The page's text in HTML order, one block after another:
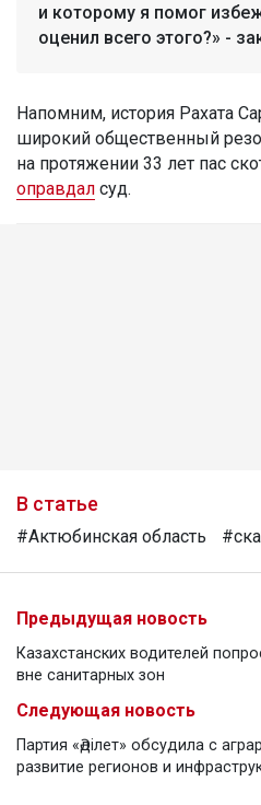
и которому я помог
оценил всего этого?» -
Напомним, история Рахата
широкий общественный
на протяжении 33 лет пас
оправдал суд.
В статье
#Актюбинская область
Предыдущая новость
Казахстанских водителей
вне санитарных зон
Следующая новость
Партия «Әділет» обсудила с
развитие регионов и